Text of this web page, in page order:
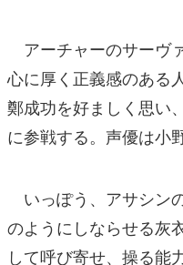
アーチャーのサーヴ
心に厚く正義感のある
鄭成功を好ましく思い
に参戦する。声優は小
いっぽう、アサシン
のようにしならせる灰
して呼び寄せ、操る能